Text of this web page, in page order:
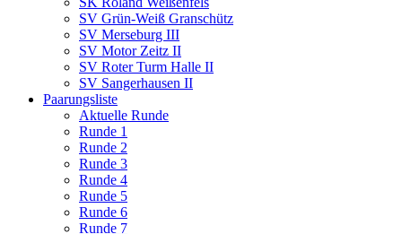
SV Grün-Weiß Granschütz
SV Merseburg III
SV Motor Zeitz II
SV Roter Turm Halle II
SV Sangerhausen II
Paarungsliste
Aktuelle Runde
Runde 1
Runde 2
Runde 3
Runde 4
Runde 5
Runde 6
Runde 7